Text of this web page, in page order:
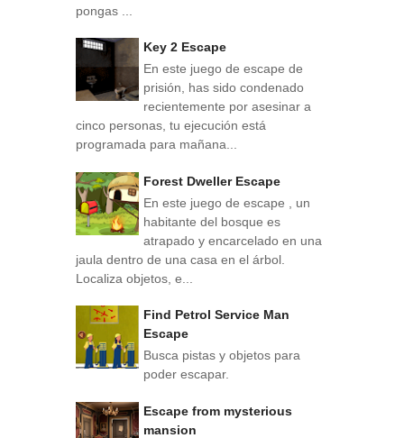
pongas ...
Key 2 Escape
En este juego de escape de
prisión, has sido condenado
recientemente por asesinar a
cinco personas, tu ejecución está
programada para mañana...
Forest Dweller Escape
En este juego de escape , un
habitante del bosque es
atrapado y encarcelado en una
jaula dentro de una casa en el árbol.
Localiza objetos, e...
Find Petrol Service Man
Escape
Busca pistas y objetos para
poder escapar.
Escape from mysterious
mansion